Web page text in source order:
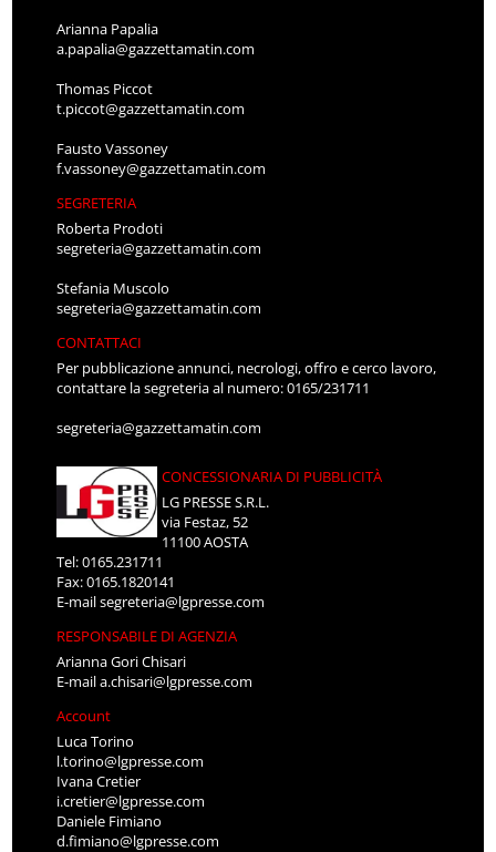
Arianna Papalia
a.papalia@gazzettamatin.com
Thomas Piccot
t.piccot@gazzettamatin.com
Fausto Vassoney
f.vassoney@gazzettamatin.com
SEGRETERIA
Roberta Prodoti
segreteria@gazzettamatin.com
Stefania Muscolo
segreteria@gazzettamatin.com
CONTATTACI
Per pubblicazione annunci, necrologi, offro e cerco lavoro,
contattare la segreteria al numero: 0165/231711
segreteria@gazzettamatin.com
CONCESSIONARIA DI PUBBLICITÀ
LG PRESSE S.R.L.
via Festaz, 52
11100 AOSTA
Tel: 0165.231711
Fax: 0165.1820141
E-mailsegreteria@lgpresse.com
RESPONSABILE DI AGENZIA
Arianna Gori Chisari
E-maila.chisari@lgpresse.com
Account
Luca Torino
l.torino@lgpresse.com
Ivana Cretier
i.cretier@lgpresse.com
Daniele Fimiano
d.fimiano@lgpresse.com